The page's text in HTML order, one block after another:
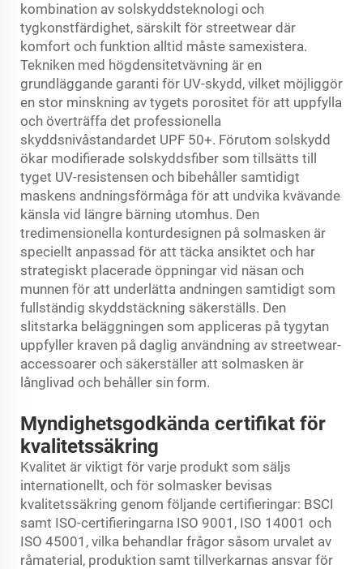
kombination av solskyddsteknologi och
tygkonstfärdighet, särskilt för streetwear där
komfort och funktion alltid måste samexistera.
Tekniken med högdensitetvävning är en
grundläggande garanti för UV-skydd, vilket möjliggör
en stor minskning av tygets porositet för att uppfylla
och överträffa det professionella
skyddsnivåstandardet UPF 50+. Förutom solskydd
ökar modifierade solskyddsfiber som tillsätts till
tyget UV-resistensen och bibehåller samtidigt
maskens andningsförmåga för att undvika kvävande
känsla vid längre bärning utomhus. Den
tredimensionella konturdesignen på solmasken är
speciellt anpassad för att täcka ansiktet och har
strategiskt placerade öppningar vid näsan och
munnen för att underlätta andningen samtidigt som
fullständig skyddstäckning säkerställs. Den
slitstarka beläggningen som appliceras på tygytan
uppfyller kraven på daglig användning av streetwear-
accessoarer och säkerställer att solmasken är
långlivad och behåller sin form.
Myndighetsgodkända certifikat för
kvalitetssäkring
Kvalitet är viktigt för varje produkt som säljs
internationellt, och för solmasker bevisas
kvalitetssäkring genom följande certifieringar: BSCI
samt ISO-certifieringarna ISO 9001, ISO 14001 och
ISO 45001, vilka behandlar frågor såsom urvalet av
råmaterial, produktion samt tillverkarnas ansvar för